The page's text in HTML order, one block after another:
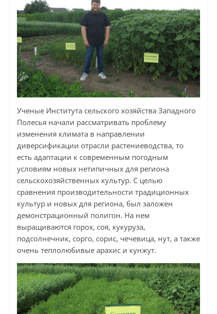
Ученые Института сельского хозяйства Западного
Полесья начали рассматривать проблему
изменения климата в направлении
диверсификации отрасли растениеводства, то
есть адаптации к современным погодным
условиям новых нетипичных для региона
сельскохозяйственных культур. С целью
сравнения производительности традиционных
культур и новых для региона, был заложен
демонстрационный полигон. На нем
выращиваются горох, соя, кукуруза,
подсолнечник, сорго, сорис, чечевица, нут, а также
очень теплолюбивые арахис и кунжут.